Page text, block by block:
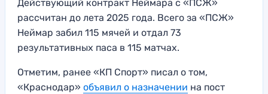
Действующий контракт Неймара с «ПСЖ»
рассчитан до лета 2025 года. Всего за «ПСЖ»
Неймар забил 115 мячей и отдал 73
результативных паса в 115 матчах.
Отметим, ранее «КП Спорт» писал о том,
«Краснодар» объявил о назначении на пост